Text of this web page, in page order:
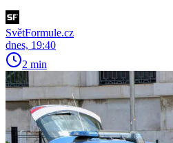
SvětFormule.cz
dnes, 19:40
2 min